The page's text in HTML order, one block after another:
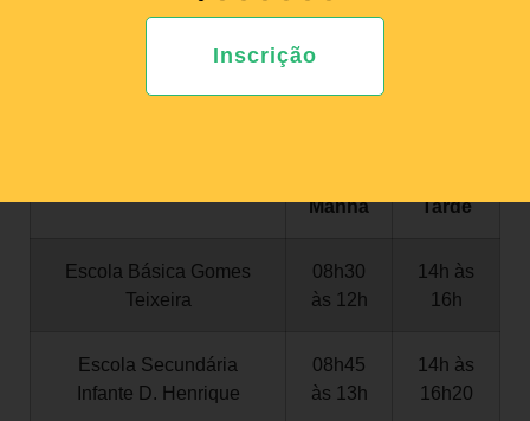
local visível para toda a Comunidade Escolar.
Manhã Tarde
Escola Básica Gomes
Teixeira
08h30
às 12h
14h às
16h
Escola Secundária
Infante D. Henrique
08h45
às 13h
14h às
16h20
Inscrição